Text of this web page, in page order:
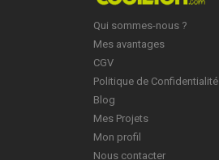
Qui sommes-nous ?
Mes avantages
CGV
Politique de Confidentialité
Blog
Mes Projets
Mon profil
Nous contacter